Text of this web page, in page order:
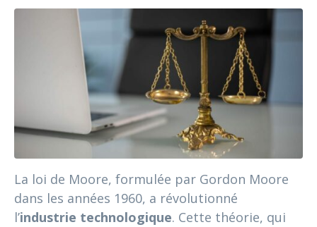
La loi de Moore, formulée par Gordon Moore
dans les années 1960, a révolutionné
l’industrie technologique. Cette théorie, qui